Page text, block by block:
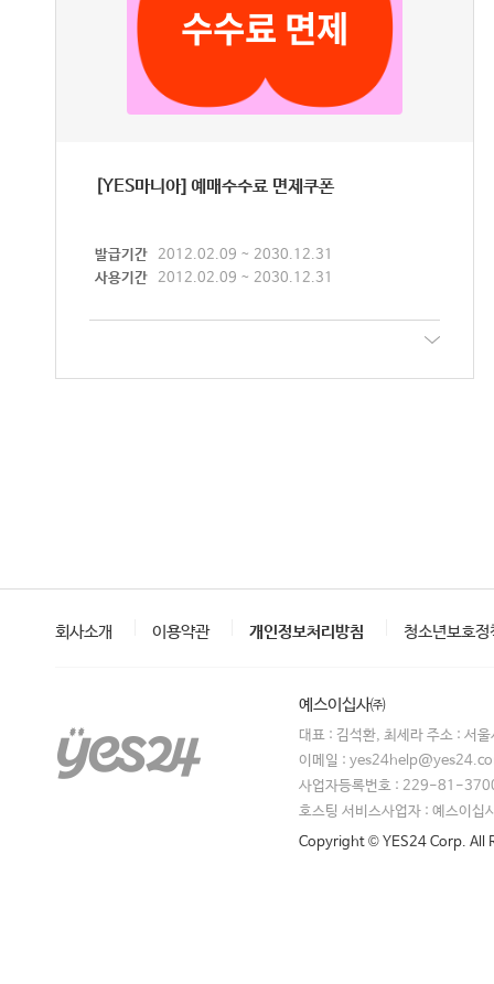
수수료 면제
[YES마니아] 예매수수료 면제쿠폰
발급기간 2012.02.09 ~ 2030.12.31
사용기간 2012.02.09 ~ 2030.12.31
회사소개 이용약관 개인정보처리방침 청소년보호정
예스이십사㈜
대표 : 김석환, 최세라 주소 : 서
이메일 :
사업자등록번호 : 229-81-
호스팅 서비스사업자 : 예스이십
Copyright © YES24 Corp. All